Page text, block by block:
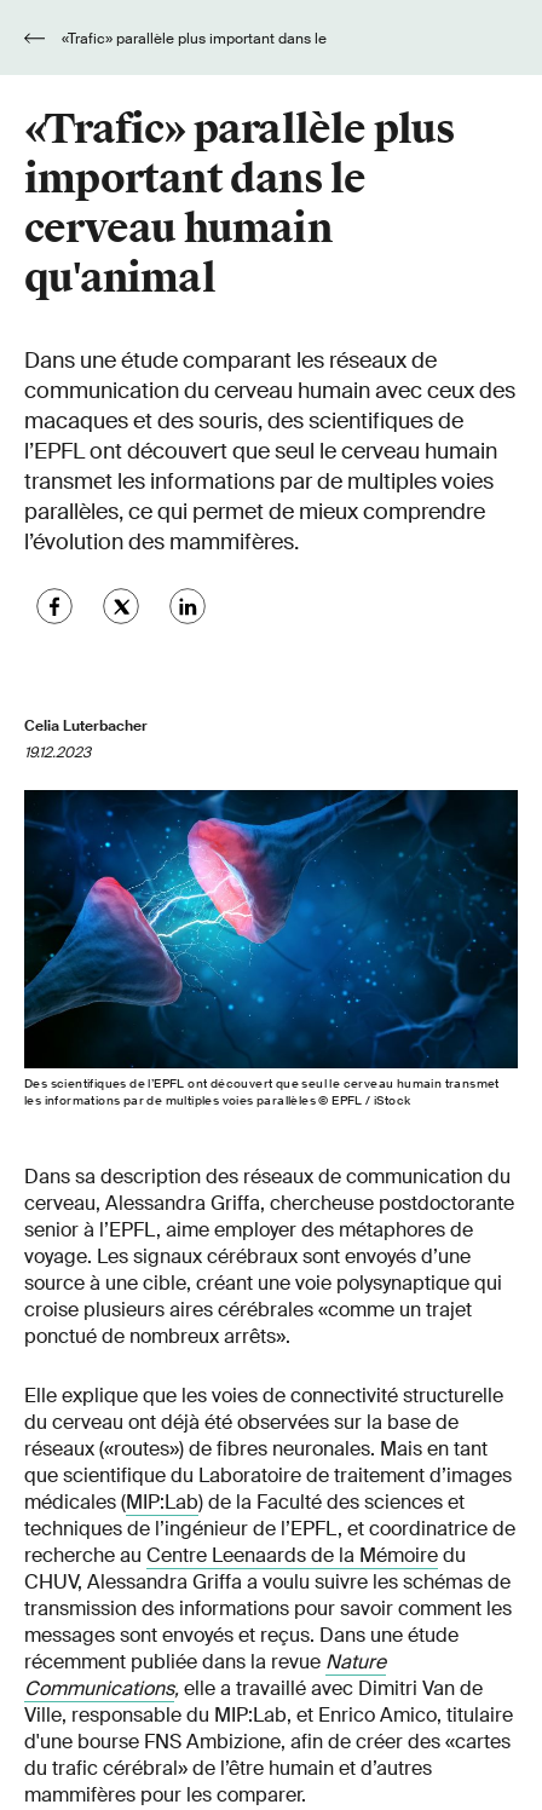
«Trafic» parallèle plus
important dans le
cerveau humain
qu'animal
Dans une étude comparant les réseaux de
communication du cerveau humain avec ceux des
macaques et des souris, des scientifiques de
l’EPFL ont découvert que seul le cerveau humain
transmet les informations par de multiples voies
parallèles, ce qui permet de mieux comprendre
l’évolution des mammifères.
Celia Luterbacher
19.12.2023
Des scientifiques de l’EPFL ont découvert que seul le cerveau humain transmet
les informations par de multiples voies parallèles © EPFL / iStock
Dans sa description des réseaux de communication du
cerveau, Alessandra Griffa, chercheuse postdoctorante
senior à l’EPFL, aime employer des métaphores de
voyage. Les signaux cérébraux sont envoyés d’une
source à une cible, créant une voie polysynaptique qui
croise plusieurs aires cérébrales «comme un trajet
ponctué de nombreux arrêts».
Elle explique que les voies de connectivité structurelle
du cerveau ont déjà été observées sur la base de
réseaux («routes») de fibres neuronales. Mais en tant
que scientifique du Laboratoire de traitement d’images
médicales (MIP:Lab) de la Faculté des sciences et
techniques de l’ingénieur de l’EPFL, et coordinatrice de
recherche au Centre Leenaards de la Mémoiredu
CHUV, Alessandra Griffa a voulu suivre les schémas de
transmission des informations pour savoir comment les
messages sont envoyés et reçus. Dans une étude
récemment publiée dans la revue Nature
Communications,elle a travaillé avec Dimitri Van de
Ville, responsable du MIP:Lab, et Enrico Amico, titulaire
d'une bourse FNS Ambizione, afin de créer des «cartes
du trafic cérébral» de l’être humain et d’autres
mammifères pour les comparer.